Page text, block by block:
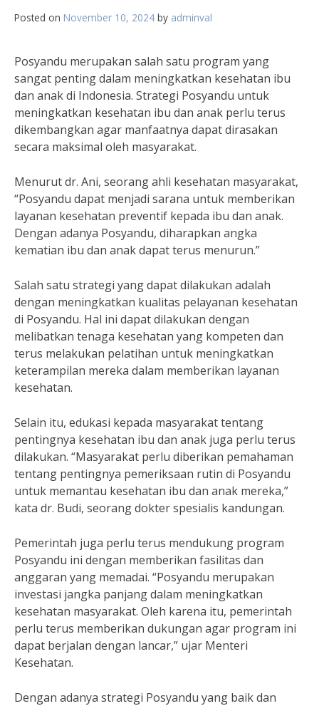
Posted on November 10, 2024 by adminval
Posyandu merupakan salah satu program yang
sangat penting dalam meningkatkan kesehatan ibu
dan anak di Indonesia. Strategi Posyandu untuk
meningkatkan kesehatan ibu dan anak perlu terus
dikembangkan agar manfaatnya dapat dirasakan
secara maksimal oleh masyarakat.
Menurut dr. Ani, seorang ahli kesehatan masyarakat,
“Posyandu dapat menjadi sarana untuk memberikan
layanan kesehatan preventif kepada ibu dan anak.
Dengan adanya Posyandu, diharapkan angka
kematian ibu dan anak dapat terus menurun.”
Salah satu strategi yang dapat dilakukan adalah
dengan meningkatkan kualitas pelayanan kesehatan
di Posyandu. Hal ini dapat dilakukan dengan
melibatkan tenaga kesehatan yang kompeten dan
terus melakukan pelatihan untuk meningkatkan
keterampilan mereka dalam memberikan layanan
kesehatan.
Selain itu, edukasi kepada masyarakat tentang
pentingnya kesehatan ibu dan anak juga perlu terus
dilakukan. “Masyarakat perlu diberikan pemahaman
tentang pentingnya pemeriksaan rutin di Posyandu
untuk memantau kesehatan ibu dan anak mereka,”
kata dr. Budi, seorang dokter spesialis kandungan.
Pemerintah juga perlu terus mendukung program
Posyandu ini dengan memberikan fasilitas dan
anggaran yang memadai. “Posyandu merupakan
investasi jangka panjang dalam meningkatkan
kesehatan masyarakat. Oleh karena itu, pemerintah
perlu terus memberikan dukungan agar program ini
dapat berjalan dengan lancar,” ujar Menteri
Kesehatan.
Dengan adanya strategi Posyandu yang baik dan